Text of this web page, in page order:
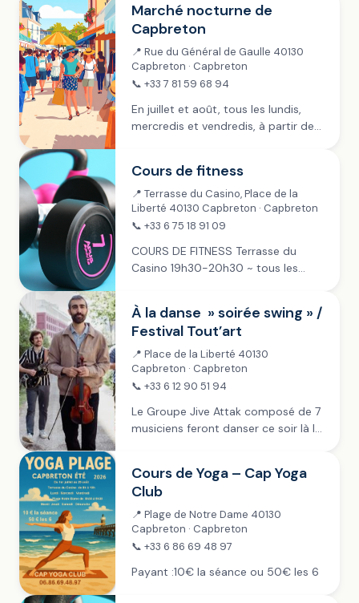
orientales, magret de canard,
charcuterie…
Marché nocturne de
Capbreton
📍 Rue du Général de Gaulle 40130
Capbreton · Capbreton
📞 +33 7 81 59 68 94
En juillet et août, tous les lundis,
mercredis et vendredis, à partir de
L’Union des commerçants...
Cours de fitness
📍 Terrasse du Casino, Place de la
Liberté 40130 Capbreton · Capbreton
📞 +33 6 75 18 91 09
COURS DE FITNESS Terrasse du
Casino 19h30-20h30 ~ tous les
10 € la séance, 80 € la carte de 10
cours, 140 €...
À la danse » soirée swing » /
Festival Tout’art
📍 Place de la Liberté 40130
Capbreton · Capbreton
📞 +33 6 12 90 51 94
Le Groupe Jive Attak composé de 7
musiciens feront danser ce soir là le
Cours de Yoga – Cap Yoga
Club
📍 Plage de Notre Dame 40130
Capbreton · Capbreton
📞 +33 6 86 69 48 97
Payant :10€ la séance ou 50€ les 6